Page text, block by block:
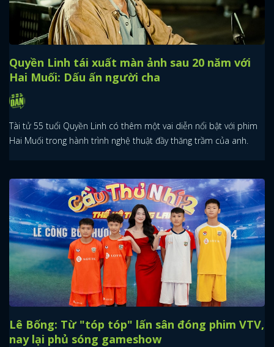
Quyền Linh tái xuất màn ảnh sau 20 năm với
Hai Muối: Dấu ấn người cha
Tài tử 55 tuổi Quyền Linh có thêm một vai diễn nổi bật với phim
Hai Muối trong hành trình nghệ thuật đầy thăng trầm của anh.
Lê Bống: Từ "tóp tóp" lấn sân đóng phim VTV,
nay lại phủ sóng gameshow